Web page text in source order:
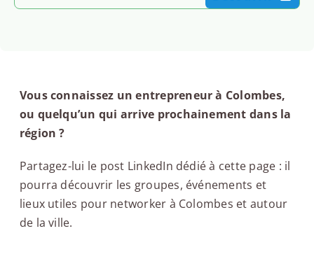
Vous connaissez un entrepreneur à Colombes,
ou quelqu’un qui arrive prochainement dans la
région ?
Partagez-lui le post LinkedIn dédié à cette page : il
pourra découvrir les groupes, événements et
lieux utiles pour networker à Colombes et autour
de la ville.